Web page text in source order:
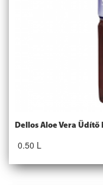
Dellos Aloe Vera Üdítő
0.50 L